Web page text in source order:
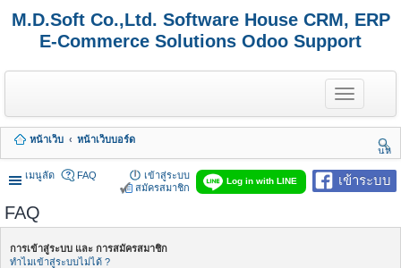
M.D.Soft Co.,Ltd. Software House CRM, ERP
E-Commerce Solutions Odoo Support
T
o
g
e
n
a
g
หน้าเว็บ
หน้าเว็บบอร์ด
นห
า
เมนูลัด
เข้าระบบ
Log in with LINE
FAQ
เข้าสู่ระบบ
สมัครสมาชิก
FAQ
การเข้าสู่ระบบ และ การสมัครสมาชิก
ทำไมเข้าสู่ระบบไม่ได้ ?